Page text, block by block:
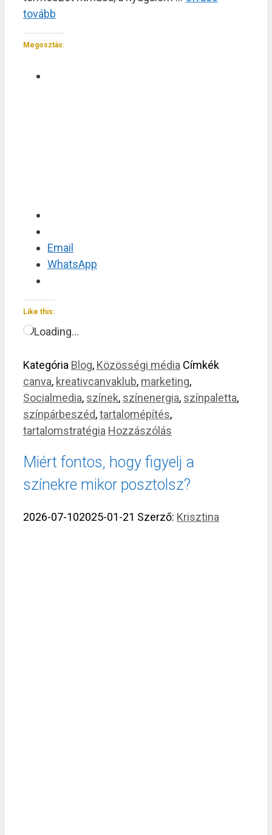
tovább
Megosztás:
Email
WhatsApp
Like this:
Loading…
Kategória Blog, Közösségi média Címkék
canva, kreativcanvaklub, marketing,
Socialmedia, színek, színenergia, színpaletta,
színpárbeszéd,tartalomépítés,
tartalomstratégia Hozzászólás
Miért fontos, hogy figyelj a
színekre mikor posztolsz?
2026-07-102025-01-21 Szerző: Krisztina